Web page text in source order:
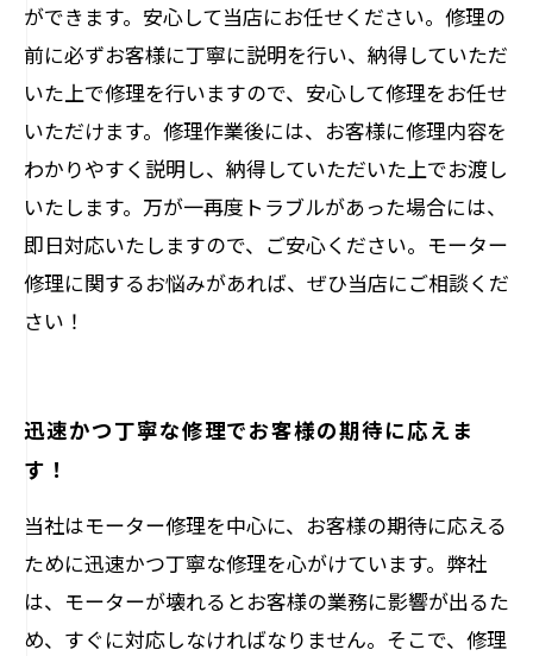
ができます。安心して当店にお任せください。修理の
前に必ずお客様に丁寧に説明を行い、納得していただ
いた上で修理を行いますので、安心して修理をお任せ
いただけます。修理作業後には、お客様に修理内容を
わかりやすく説明し、納得していただいた上でお渡し
いたします。万が一再度トラブルがあった場合には、
即日対応いたしますので、ご安心ください。モーター
修理に関するお悩みがあれば、ぜひ当店にご相談くだ
さい！
迅速かつ丁寧な修理でお客様の期待に応えま
す！
当社はモーター修理を中心に、お客様の期待に応える
ために迅速かつ丁寧な修理を心がけています。弊社
は、モーターが壊れるとお客様の業務に影響が出るた
め、すぐに対応しなければなりません。そこで、修理